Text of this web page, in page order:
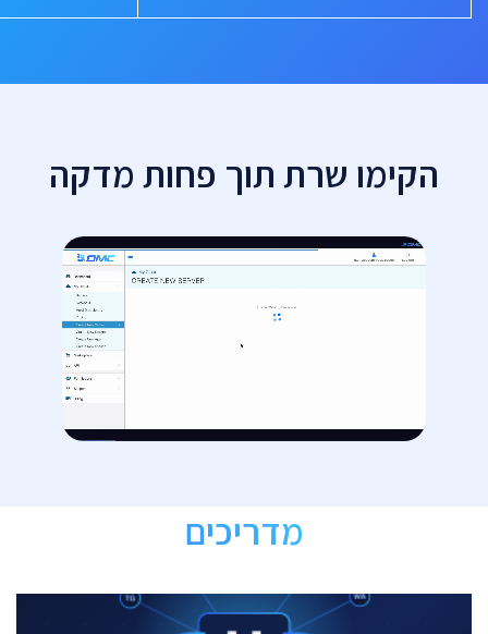
הקימו שרת תוך פחות מדקה
מדריכים